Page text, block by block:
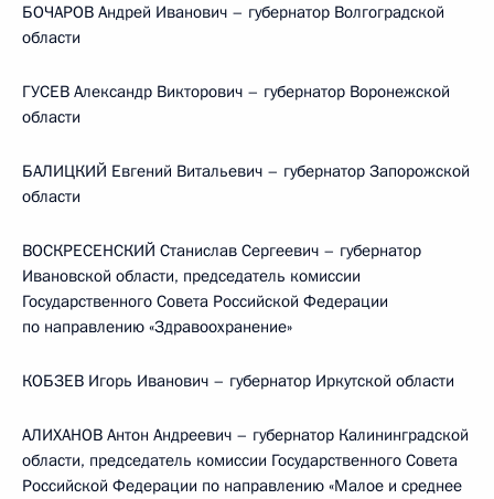
БОЧАРОВ Андрей Иванович – губернатор Волгоградской
области
ГУСЕВ Александр Викторович – губернатор Воронежской
области
БАЛИЦКИЙ Евгений Витальевич – губернатор Запорожской
области
ВОСКРЕСЕНСКИЙ Станислав Сергеевич – губернатор
Ивановской области, председатель комиссии
Государственного Совета Российской Федерации
по направлению «Здравоохранение»
КОБЗЕВ Игорь Иванович – губернатор Иркутской области
АЛИХАНОВ Антон Андреевич – губернатор Калининградской
области, председатель комиссии Государственного Совета
Российской Федерации по направлению «Малое и среднее